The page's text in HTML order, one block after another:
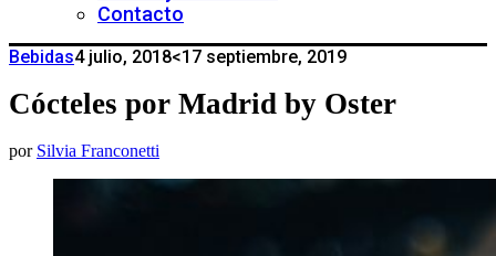
Contacto
Bebidas4 julio, 2018<17 septiembre, 2019
Cócteles por Madrid by Oster
por Silvia Franconetti